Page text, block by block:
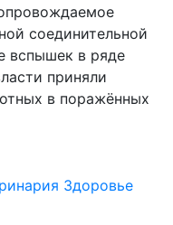
соединительной
вспышек в ряде
приняли
в поражённых
Здоровье